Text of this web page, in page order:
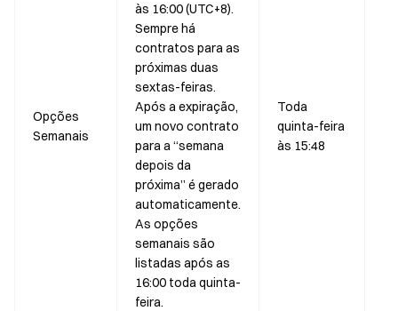
Opções
Semanais
às 16:00 (UTC+8).
Sempre há
contratos para as
próximas duas
sextas-feiras.
Após a expiração,
um novo contrato
para a “semana
depois da
próxima” é gerado
automaticamente.
As opções
semanais são
listadas após as
16:00 toda quinta-
feira.
Toda
quinta-feira
às 15:48